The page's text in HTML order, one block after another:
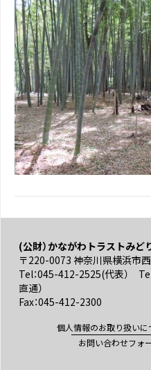
(公財）かながわトラストみど
〒220-0073 神奈川県横浜市
Tel：045-412-2525(代表）
直通）
Fax：045-412-2300
個人情報のお取り扱いに
お問い合わせフォ